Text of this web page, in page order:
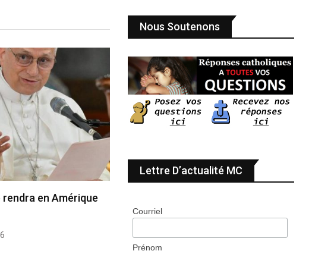
rendra en Amérique
Nous Soutenons
Lettre D’actualité MC
Courriel
Prénom